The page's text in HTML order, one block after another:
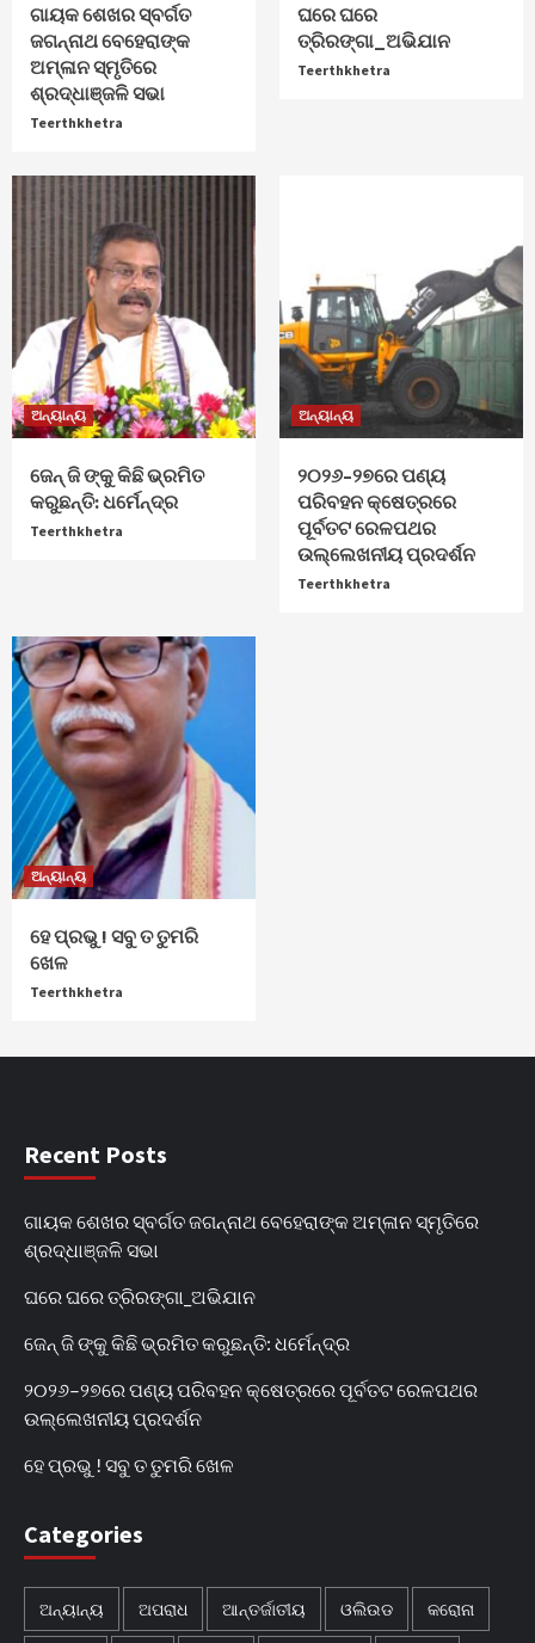
ଗାୟକ ଶେଖର ସ୍ବର୍ଗତ
ଜଗନ୍ନାଥ ବେହେରାଙ୍କ
ଅମ୍ଳାନ ସ୍ମୃତିରେ
ଶ୍ରଦ୍ଧାଞ୍ଜଳି ସଭା
Teerthkhetra
ଘରେ ଘରେ
ତ୍ରିରଙ୍ଗା_ଅଭିଯାନ
Teerthkhetra
ଅନ୍ୟାନ୍ୟ
ଜେନ୍‌ ଜି ଙ୍କୁ କିଛି ଭ୍ରମିତ
କରୁଛନ୍ତି: ଧର୍ମେନ୍ଦ୍ର
Teerthkhetra
ଅନ୍ୟାନ୍ୟ
୨୦୨୬–୨୭ରେ ପଣ୍ୟ
ପରିବହନ କ୍ଷେତ୍ରରେ
ପୂର୍ବତଟ ରେଳପଥର
ଉଲ୍ଲେଖନୀୟ ପ୍ରଦର୍ଶନ
Teerthkhetra
ଅନ୍ୟାନ୍ୟ
ହେ ପ୍ରଭୁ ! ସବୁ ତ ତୁମରି
ଖେଳ
Teerthkhetra
Recent Posts
ଗାୟକ ଶେଖର ସ୍ବର୍ଗତ ଜଗନ୍ନାଥ ବେହେରାଙ୍କ ଅମ୍ଳାନ ସ୍ମୃତିରେ
ଶ୍ରଦ୍ଧାଞ୍ଜଳି ସଭା
ଘରେ ଘରେ ତ୍ରିରଙ୍ଗା_ଅଭିଯାନ
ଜେନ୍‌ ଜି ଙ୍କୁ କିଛି ଭ୍ରମିତ କରୁଛନ୍ତି: ଧର୍ମେନ୍ଦ୍ର
୨୦୨୬–୨୭ରେ ପଣ୍ୟ ପରିବହନ କ୍ଷେତ୍ରରେ ପୂର୍ବତଟ ରେଳପଥର
ଉଲ୍ଲେଖନୀୟ ପ୍ରଦର୍ଶନ
ହେ ପ୍ରଭୁ ! ସବୁ ତ ତୁମରି ଖେଳ
Categories
ଅନ୍ୟାନ୍ୟ ଅପରାଧ ଆନ୍ତର୍ଜାତୀୟ ଓଲିଉଡ କରୋନା